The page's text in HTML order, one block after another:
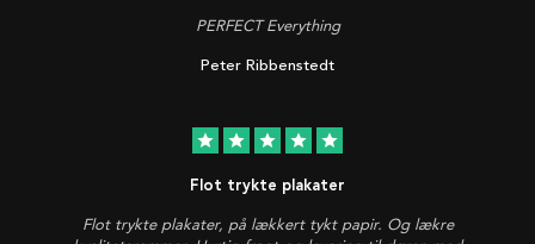
PERFECT Everything
Peter Ribbenstedt
star star star star star
Flot trykte plakater
Flot trykte plakater, på lækkert tykt papir. Og lækre